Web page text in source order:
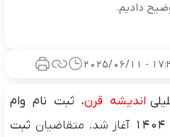
17:34 -
اندیشه قرن، ثبت نام وام
آغاز شد. متقاضیان ثبت